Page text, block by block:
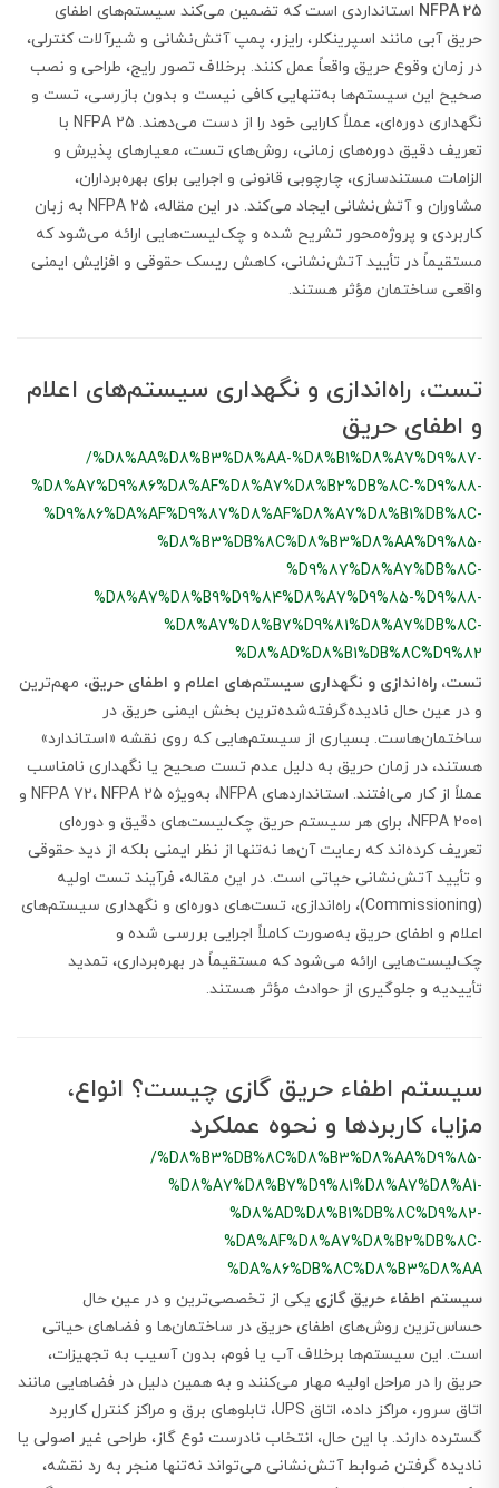
NFPA 25 استانداردی است که تضمین می‌کند سیستم‌های اطفای
حریق آبی مانند اسپرینکلر، رایزر، پمپ آتش‌نشانی و شیرآلات کنترلی،
در زمان وقوع حریق واقعاً عمل کنند. برخلاف تصور رایج، طراحی و نصب
صحیح این سیستم‌ها به‌تنهایی کافی نیست و بدون بازرسی، تست و
نگهداری دوره‌ای، عملاً کارایی خود را از دست می‌دهند. NFPA 25 با
تعریف دقیق دوره‌های زمانی، روش‌های تست، معیارهای پذیرش و
الزامات مستندسازی، چارچوبی قانونی و اجرایی برای بهره‌برداران،
مشاوران و آتش‌نشانی ایجاد می‌کند. در این مقاله، NFPA 25 به زبان
کاربردی و پروژه‌محور تشریح شده و چک‌لیست‌هایی ارائه می‌شود که
مستقیماً در تأیید آتش‌نشانی، کاهش ریسک حقوقی و افزایش ایمنی
واقعی ساختمان مؤثر هستند.
تست، راه‌اندازی و نگهداری سیستم‌های اعلام
و اطفای حریق
/%D8%AA%D8%B3%D8%AA-%D8%B1%D8%A7%D9%87-
%D8%A7%D9%86%D8%AF%D8%A7%D8%B2%DB%8C-%D9%88-
%D9%86%DA%AF%D9%87%D8%AF%D8%A7%D8%B1%DB%8C-
%D8%B3%DB%8C%D8%B3%D8%AA%D9%85-
%D9%87%D8%A7%DB%8C-
%D8%A7%D8%B9%D9%84%D8%A7%D9%85-%D9%88-
%D8%A7%D8%B7%D9%81%D8%A7%DB%8C-
%D8%AD%D8%B1%DB%8C%D9%82
تست، راه‌اندازی و نگهداری سیستم‌های اعلام و اطفای حریق، مهم‌ترین
و در عین حال نادیده‌گرفته‌شده‌ترین بخش ایمنی حریق در
ساختمان‌هاست. بسیاری از سیستم‌هایی که روی نقشه «استاندارد»
هستند، در زمان حریق به دلیل عدم تست صحیح یا نگهداری نامناسب
عملاً از کار می‌افتند. استانداردهای NFPA، به‌ویژه NFPA 72، NFPA 25 و
NFPA 2001، برای هر سیستم حریق چک‌لیست‌های دقیق و دوره‌ای
تعریف کرده‌اند که رعایت آن‌ها نه‌تنها از نظر ایمنی بلکه از دید حقوقی
و تأیید آتش‌نشانی حیاتی است. در این مقاله، فرآیند تست اولیه
(Commissioning)، راه‌اندازی، تست‌های دوره‌ای و نگهداری سیستم‌های
اعلام و اطفای حریق به‌صورت کاملاً اجرایی بررسی شده و
چک‌لیست‌هایی ارائه می‌شود که مستقیماً در بهره‌برداری، تمدید
تأییدیه و جلوگیری از حوادث مؤثر هستند.
سیستم اطفاء حریق گازی چیست؟ انواع،
مزایا، کاربردها و نحوه عملکرد
/%D8%B3%DB%8C%D8%B3%D8%AA%D9%85-
%D8%A7%D8%B7%D9%81%D8%A7%D8%A1-
%D8%AD%D8%B1%DB%8C%D9%82-
%DA%AF%D8%A7%D8%B2%DB%8C-
%DA%86%DB%8C%D8%B3%D8%AA
سیستم اطفاء حریق گازی یکی از تخصصی‌ترین و در عین حال
حساس‌ترین روش‌های اطفای حریق در ساختمان‌ها و فضاهای حیاتی
است. این سیستم‌ها برخلاف آب یا فوم، بدون آسیب به تجهیزات،
حریق را در مراحل اولیه مهار می‌کنند و به همین دلیل در فضاهایی مانند
اتاق سرور، مراکز داده، اتاق UPS، تابلوهای برق و مراکز کنترل کاربرد
گسترده دارند. با این حال، انتخاب نادرست نوع گاز، طراحی غیر اصولی یا
نادیده گرفتن ضوابط آتش‌نشانی می‌تواند نه‌تنها منجر به رد نقشه،